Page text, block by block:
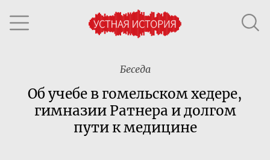
Беседа
Об учебе в гомельском хедере,
гимназии Ратнера и долгом
пути к медицине